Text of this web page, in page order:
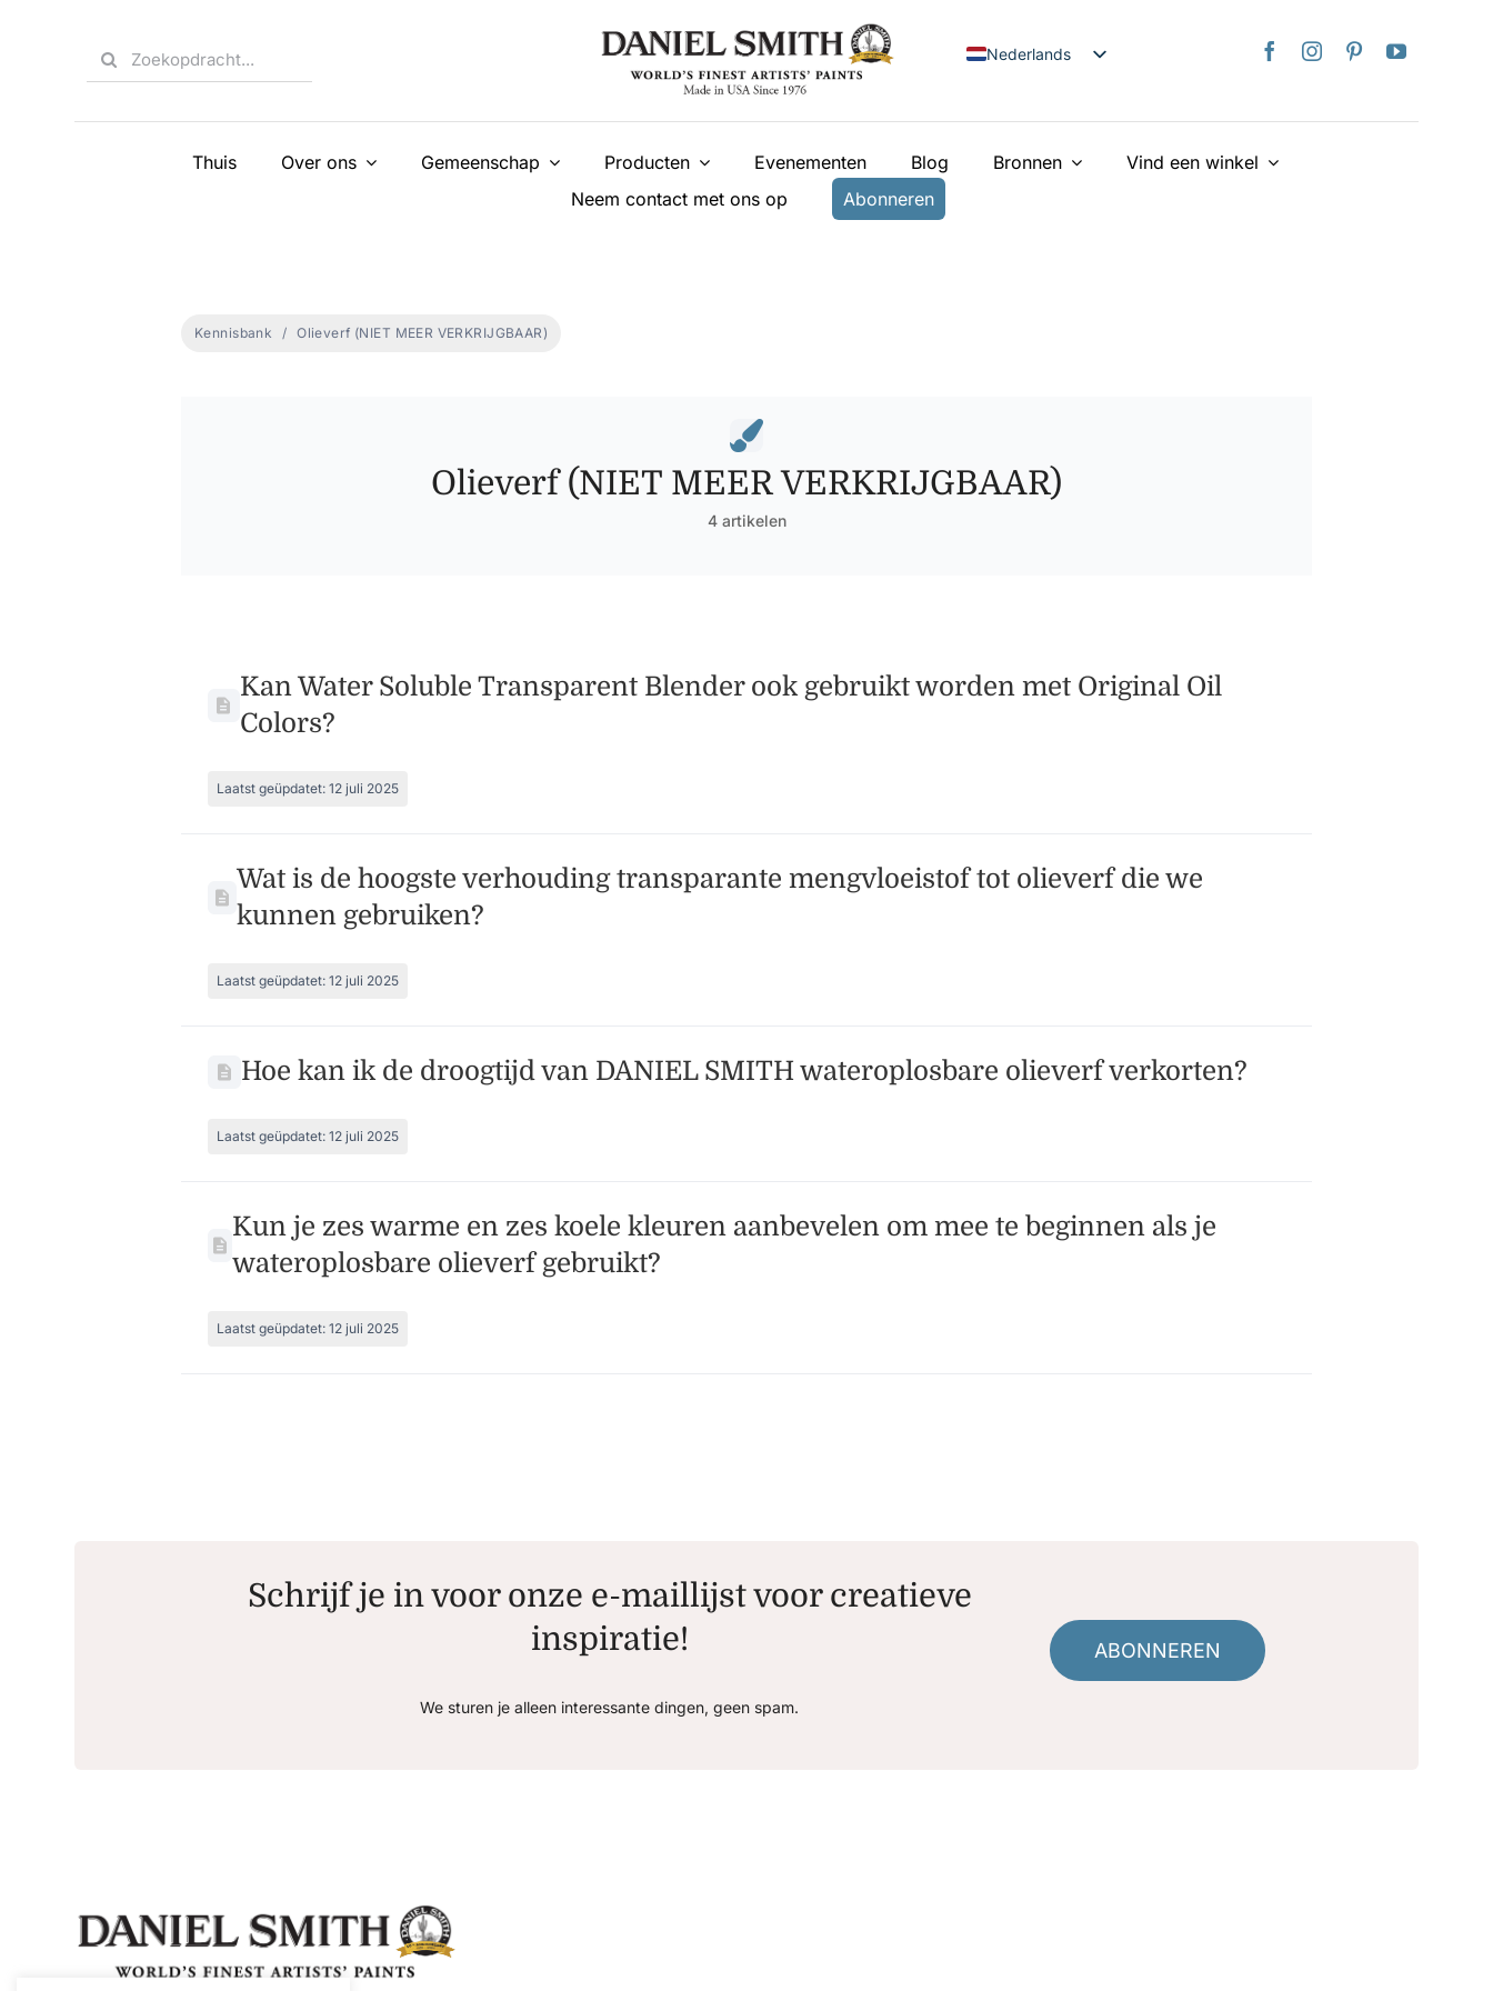
Search
for:
Nederlands
日本語
Français
Thuis Over ons Gemeenschap Producten Evenementen Blog Bronnen
Vind een winkel
Neem contact met ons op
Abonneren
Kennisbank Olieverf (NIET MEER VERKRIJGBAAR)
Olieverf (NIET MEER VERKRIJGBAAR)
4 artikelen
Kan Water Soluble Transparent Blender ook gebruikt worden met Original Oil
Colors?
Laatst geüpdatet: 12 juli 2025
Wat is de hoogste verhouding transparante mengvloeistof tot olieverf die we
kunnen gebruiken?
Laatst geüpdatet: 12 juli 2025
Hoe kan ik de droogtijd van DANIEL SMITH wateroplosbare olieverf verkorten?
Laatst geüpdatet: 12 juli 2025
Kun je zes warme en zes koele kleuren aanbevelen om mee te beginnen als je
wateroplosbare olieverf gebruikt?
Laatst geüpdatet: 12 juli 2025
Schrijf je in voor onze e-maillijst voor creatieve
inspiratie!
We sturen je alleen interessante dingen, geen spam.
ABONNEREN